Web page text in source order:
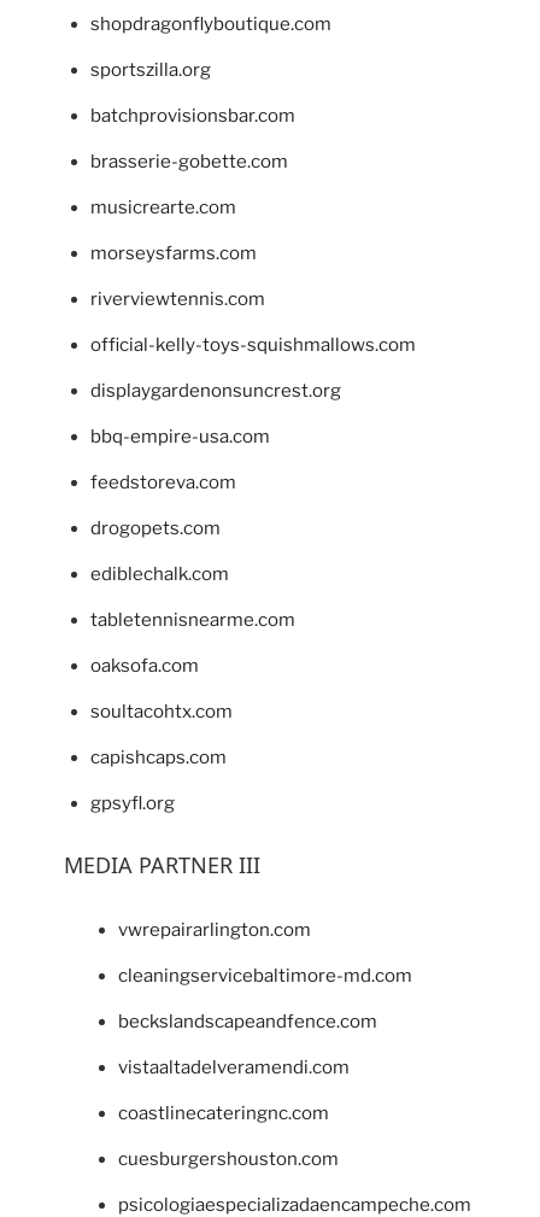
shopdragonflyboutique.com
sportszilla.org
batchprovisionsbar.com
brasserie-gobette.com
musicrearte.com
morseysfarms.com
riverviewtennis.com
official-kelly-toys-squishmallows.com
displaygardenonsuncrest.org
bbq-empire-usa.com
feedstoreva.com
drogopets.com
ediblechalk.com
tabletennisnearme.com
oaksofa.com
soultacohtx.com
capishcaps.com
gpsyfl.org
MEDIA PARTNER III
vwrepairarlington.com
cleaningservicebaltimore-md.com
beckslandscapeandfence.com
vistaaltadelveramendi.com
coastlinecateringnc.com
cuesburgershouston.com
psicologiaespecializadaencampeche.com